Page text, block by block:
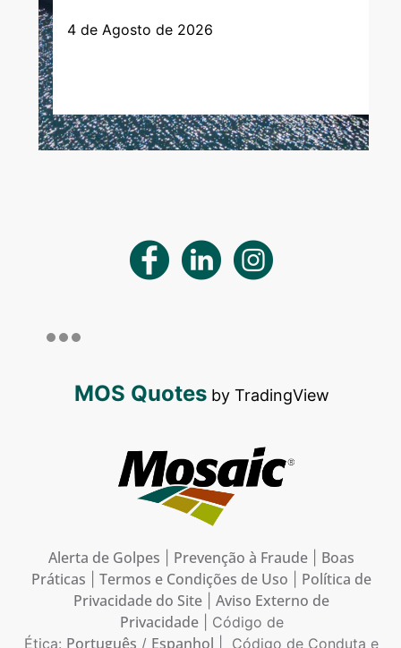
4 de Agosto de 2026
MOS Quotesby TradingView
Alerta de Golpes Prevenção à Fraude
Boas
Práticas
Termos e Condições de Uso
Política de
Privacidade do Site
Aviso Externo de
Privacidade| Código de
Ética: Português / Espanhol | Código de Conduta e